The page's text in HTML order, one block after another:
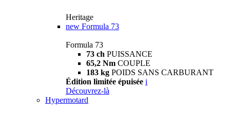
Heritage
new Formula 73
Formula 73
73 ch PUISSANCE
65,2 Nm COUPLE
183 kg POIDS SANS CARBURANT
Édition limitée épuisée i
Découvrez-là
Hypermotard